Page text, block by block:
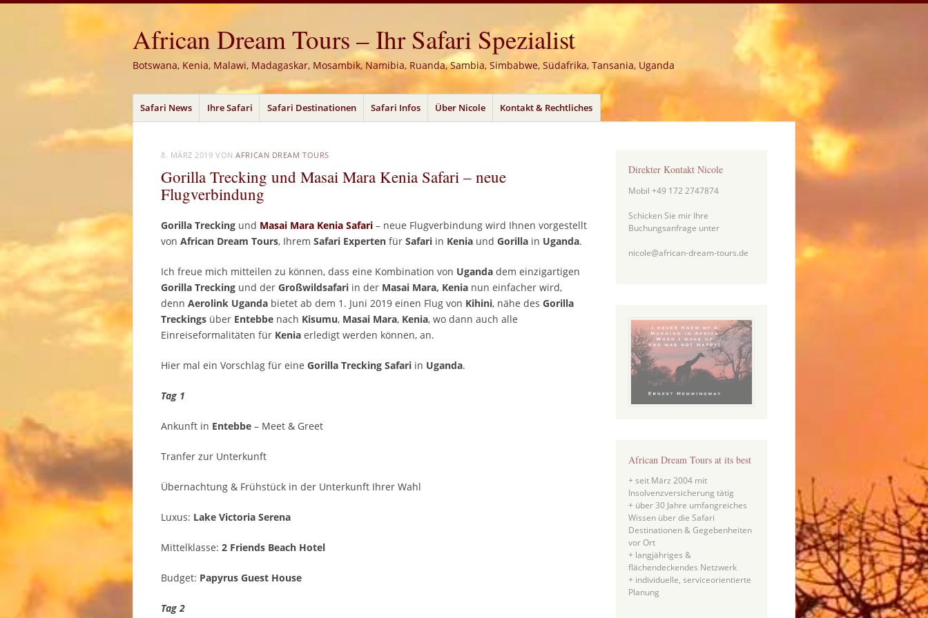
African Dream Tours – Ihr Safari Spezialist
Botswana, Kenia, Malawi, Madagaskar, Mosambik, Namibia, Ruanda, Sambia, Simbabwe, Südafrika, Tansania, Uganda
Menü
Zum
Inhalt
springen
Safari News Ihre Safari Safari Destinationen Safari Infos Über Nicole Kontakt & Rechtliches
8. MÄRZ 2019 VONAFRICAN DREAM TOURS
Gorilla Trecking und Masai Mara Kenia Safari – neue
Flugverbindung
Gorilla Trecking und Masai Mara Kenia Safari – neue Flugverbindung wird Ihnen vorgestellt
von African Dream Tours, Ihrem Safari Experten für Safari in Kenia und Gorilla in Uganda.
Ich freue mich mitteilen zu können, dass eine Kombination von Uganda dem einzigartigen
Gorilla Trecking und der Großwildsafari in der Masai Mara, Kenia nun einfacher wird,
denn Aerolink Uganda bietet ab dem 1. Juni 2019 einen Flug von Kihini, nähe des Gorilla
Treckings über Entebbe nach Kisumu, Masai Mara, Kenia, wo dann auch alle
Einreiseformalitäten für Kenia erledigt werden können, an.
Hier mal ein Vorschlag für eine Gorilla Trecking Safari in Uganda.
Tag 1
Ankunft in Entebbe – Meet & Greet
Tranfer zur Unterkunft
Übernachtung & Frühstück in der Unterkunft Ihrer Wahl
Luxus: Lake Victoria Serena
Mittelklasse: 2 Friends Beach Hotel
Budget: Papyrus Guest House
Tag 2
Direkter Kontakt Nicole
Mobil +49 172 2747874
Schicken Sie mir Ihre
Buchungsanfrage unter
nicole@african-dream-tours.de
African Dream Tours at its best
+ seit März 2004 mit
Insolvenzversicherung tätig
+ über 30 Jahre umfangreiches
Wissen über die Safari
Destinationen & Gegebenheiten
vor Ort
+ langjähriges &
flächendeckendes Netzwerk
+ individuelle, serviceorientierte
Planung